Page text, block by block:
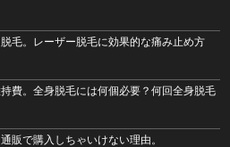
毛。レーザー脱毛に効果的な痛み止め方
費。全身脱毛には何個必要？何回全身脱毛
販で購入しちゃいけない理由。